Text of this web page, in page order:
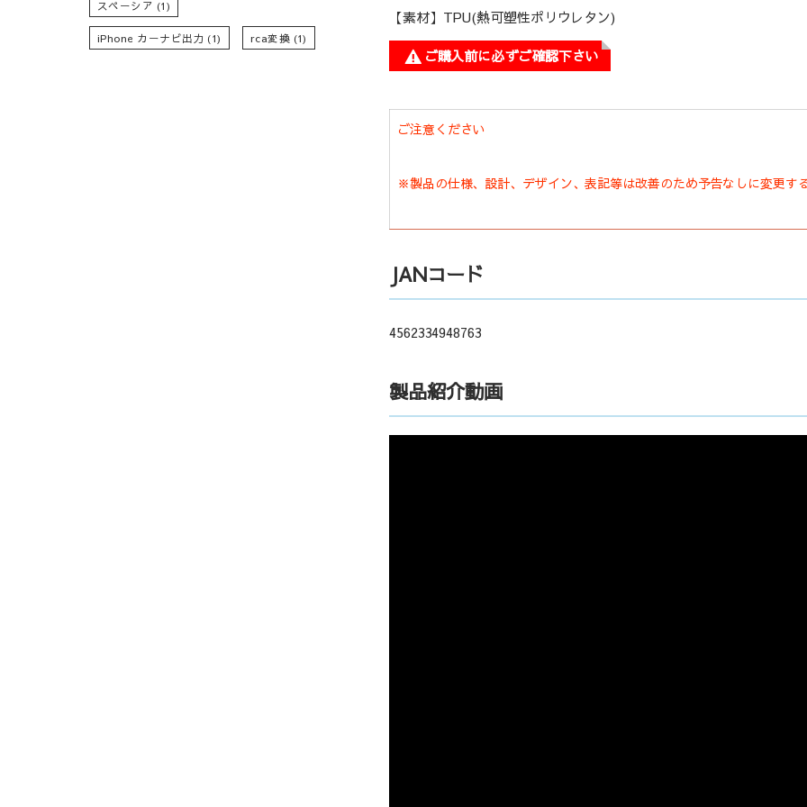
【素材】TPU(熱可塑性ポリウレタン)
ご購入前に必ずご確認下さい
ご注意ください
※製品の仕様、設計、デザイン、表記等は改善のため予告なしに変更す
JANコード
4562334948763
製品紹介動画
スペーシア (1)
iPhone カーナビ出力 (1) rca変換 (1)